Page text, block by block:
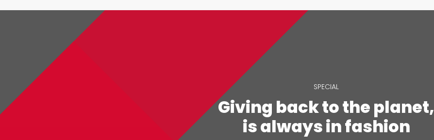
SPECIAL
Giving back to the planet,
is always in fashion